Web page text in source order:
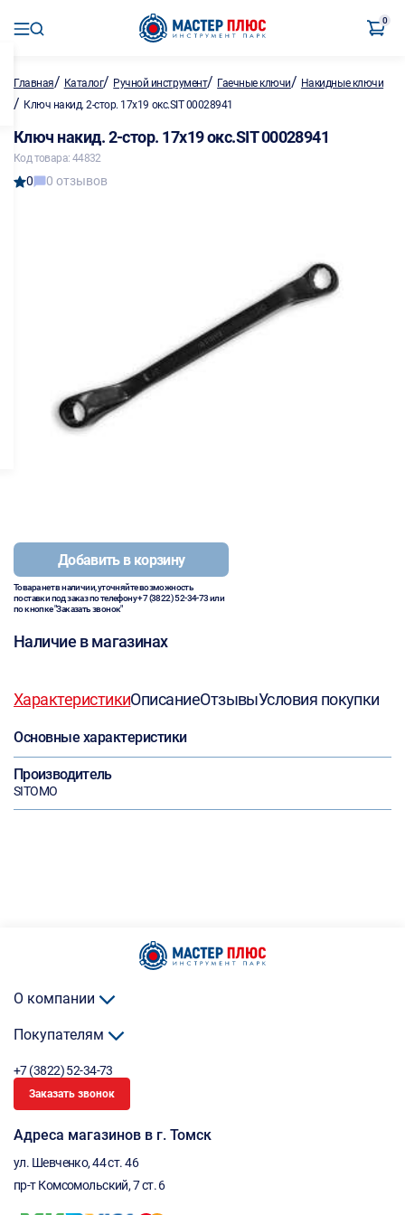
0
Главная/ Каталог/ Ручной инструмент/ Гаечные ключи/ Накидные ключи
/ Ключ накид. 2-стор. 17х19 окс.SIT 00028941
Ключ накид. 2-стор. 17х19 окс.SIT 00028941
Код товара: 44832
0 0 отзывов
Добавить в корзину
Товара нет в наличии, уточняйте возможность
поставки под заказ по телефону+7 (3822) 52-34-73или
по кнопке "Заказать звонок"
Наличие в магазинах
ХарактеристикиОписаниеОтзывыУсловия покупки
Основные характеристики
Производитель
SITOMO
О компании
Покупателям
+7 (3822) 52-34-73
Заказать звонок
Адреса магазинов в г. Томск
ул. Шевченко, 44 ст. 46
пр-т Комсомольский, 7 ст. 6